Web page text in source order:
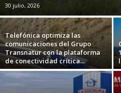
30 julio, 2026
Telefónica optimiza las
comunicaciones del Grupo
Transnatur con la plataforma
de conectividad crítica...